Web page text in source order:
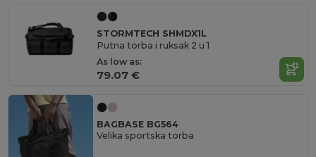
STORMTECH SHMDX1L
Putna torba i ruksak 2 u 1
As low as:
79.07 €
BAGBASE BG564
Velika sportska torba